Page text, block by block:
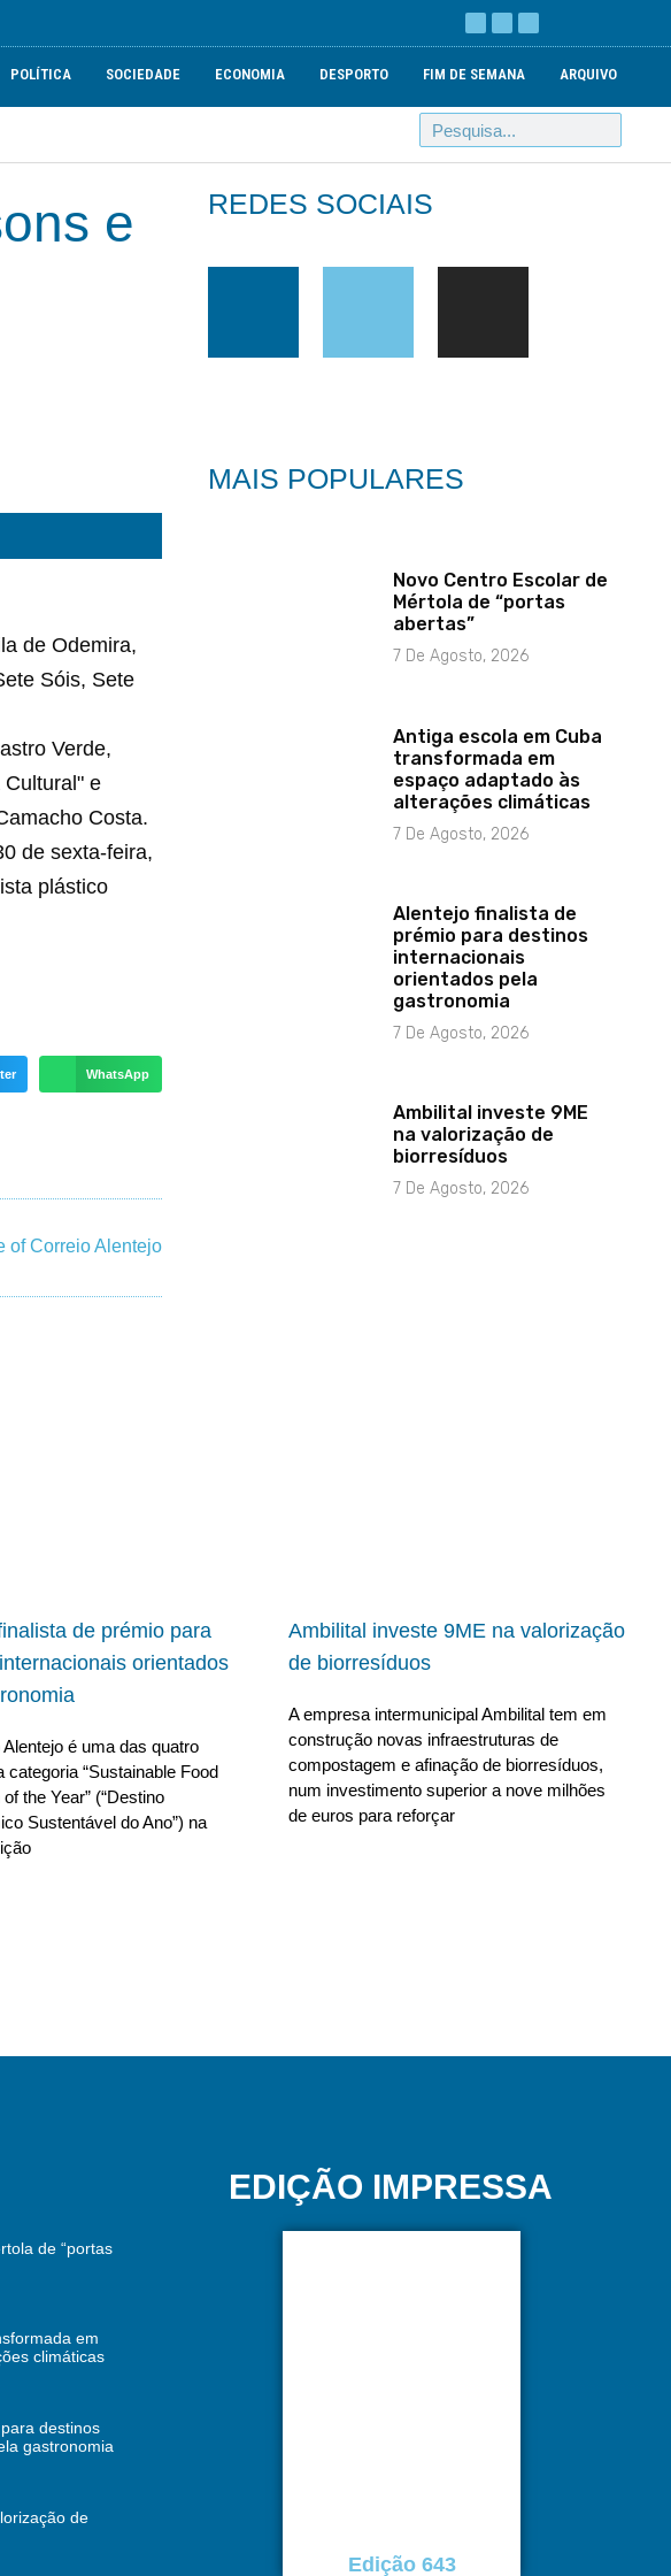
POLÍTICA SOCIEDADE ECONOMIA DESPORTO FIM DE SEMANA ARQUIVO
e
de Odemira,
Sóis, Sete
Verde,
e
Costa.
de sexta-feira,
plástico
WhatsApp
REDES SOCIAIS
MAIS POPULARES
Novo Centro Escolar de
Mértola de “portas
abertas”
7 De Agosto, 2026
Antiga escola em Cuba
transformada em
espaço adaptado às
alterações climáticas
7 De Agosto, 2026
Alentejo finalista de
prémio para destinos
internacionais
orientados pela
gastronomia
7 De Agosto, 2026
Ambilital investe 9ME
na valorização de
biorresíduos
7 De Agosto, 2026
de prémio para
orientados
Alentejo é uma das quatro
categoria “Sustainable Food
the Year” (“Destino
Sustentável do Ano”) na
Ambilital investe 9ME na valorização
de biorresíduos
A empresa intermunicipal Ambilital tem em
construção novas infraestruturas de
compostagem e afinação de biorresíduos,
num investimento superior a nove milhões
de euros para reforçar
de “portas
em
climáticas
destinos
gastronomia
de
EDIÇÃO IMPRESSA
Edição 643